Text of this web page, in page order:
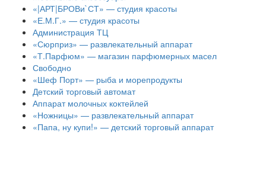
«|АРТ|БРОВи`СТ» — студия красоты
«Е.М.Г.» — студия красоты
Администрация ТЦ
«Сюрприз» — развлекательный аппарат
«Т.Парфюм» — магазин парфюмерных масел
Свободно
«Шеф Порт» — рыба и морепродукты
Детский торговый автомат
Аппарат молочных коктейлей
«Ножницы» — развлекательный аппарат
«Папа, ну купи!» — детский торговый аппарат